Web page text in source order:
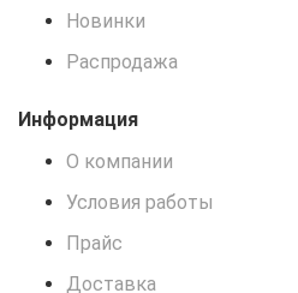
Новинки
Распродажа
Информация
О компании
Условия работы
Прайс
Доставка